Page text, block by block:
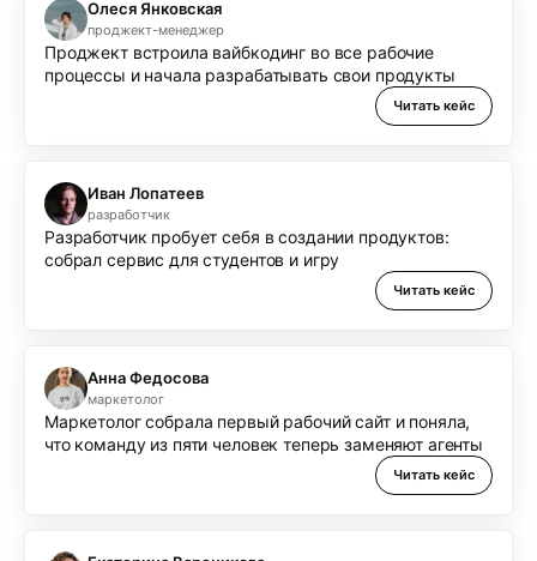
Олеся Янковская
проджект-менеджер
Проджект встроила вайбкодинг во все рабочие
процессы и начала разрабатывать свои продукты
Читать кейс
Иван Лопатеев
разработчик
Разработчик пробует себя в создании продуктов:
собрал сервис для студентов и игру
Читать кейс
Анна Федосова
маркетолог
Маркетолог собрала первый рабочий сайт и поняла,
что команду из пяти человек теперь заменяют агенты
Читать кейс